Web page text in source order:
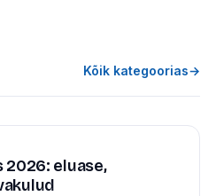
Kõik kategoorias→
2026: eluase,